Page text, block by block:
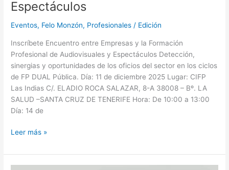
Espectáculos
Eventos, Felo Monzón, Profesionales / Edición
Inscríbete Encuentro entre Empresas y la Formación
Profesional de Audiovisuales y Espectáculos Detección,
sinergias y oportunidades de los oficios del sector en los ciclos
de FP DUAL Pública. Día: 11 de diciembre 2025 Lugar: CIFP
Las Indias C/. ELADIO ROCA SALAZAR, 8-A 38008 – Bº. LA
SALUD –SANTA CRUZ DE TENERIFE Hora: De 10:00 a 13:00
Día: 14 de
Leer más »